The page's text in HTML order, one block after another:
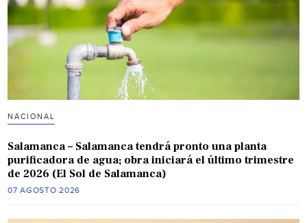
NACIONAL
Salamanca – Salamanca tendrá pronto una planta
purificadora de agua; obra iniciará el último trimestre
de 2026 (El Sol de Salamanca)
07 AGOSTO 2026